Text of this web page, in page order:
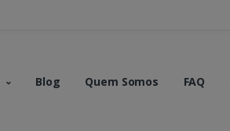
Blog Quem Somos FAQ